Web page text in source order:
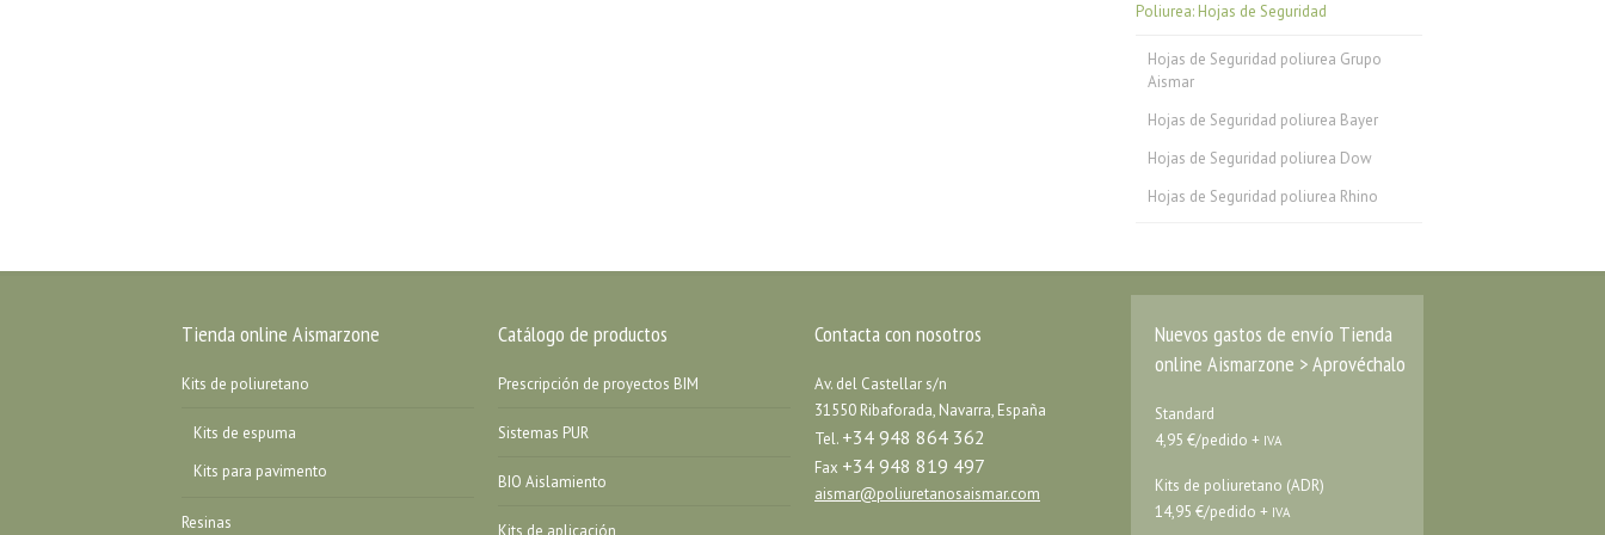
Poliurea: Hojas de Seguridad
Hojas de Seguridad poliurea Grupo
Aismar
Hojas de Seguridad poliurea Bayer
Hojas de Seguridad poliurea Dow
Hojas de Seguridad poliurea Rhino
Tienda online Aismarzone
Kits de poliuretano
Kits de espuma
Kits para pavimento
Resinas
Catálogo de productos
Prescripción de proyectos BIM
Sistemas PUR
BIO Aislamiento
Kits de aplicación
Contacta con nosotros
Av. del Castellar s/n
31550 Ribaforada, Navarra, España
Tel. +34 948 864 362
Fax +34 948 819 497
aismar@poliuretanosaismar.com
Nuevos gastos de envío Tienda
online Aismarzone > Aprovéchalo
Standard
4,95 €/pedido + IVA
Kits de poliuretano (ADR)
14,95 €/pedido + IVA